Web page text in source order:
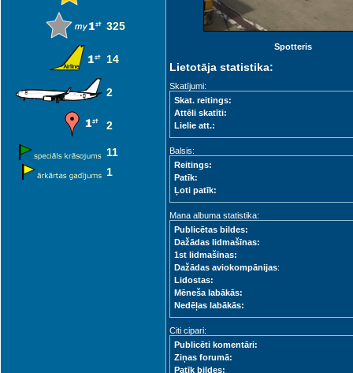
325
14
2
2
11
1
Spotteris
Lietotāja statistika:
Skatījumi:
Skat. reitings:
Attēli skatīti:
Lielie att.:
Balsis:
Reitings:
Patīk:
Ļoti patīk:
Mana albuma statistika:
Publicētas bildes:
Dažādas lidmašīnas:
1st lidmašīnas:
Dažādas aviokompānijas:
Lidostas:
Mēneša labākās:
Nedēļas labākās:
Citi cipari:
Publicēti komentāri:
Ziņas forumā:
Patīk bildes: